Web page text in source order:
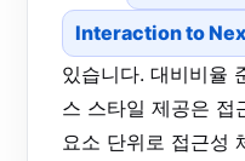
Interaction to
있습니다. 대비비율
스 스타일 제공은 접
요소 단위로 접근성